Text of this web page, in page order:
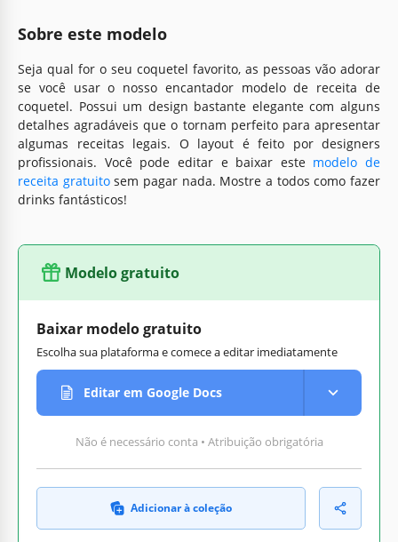
Sobre este modelo
Seja qual for o seu coquetel favorito, as pessoas vão adorar
se você usar o nosso encantador modelo de receita de
coquetel. Possui um design bastante elegante com alguns
detalhes agradáveis que o tornam perfeito para apresentar
algumas receitas legais. O layout é feito por designers
profissionais. Você pode editar e baixar este modelo de
receita gratuitosem pagar nada. Mostre a todos como fazer
drinks fantásticos!
Modelo gratuito
Baixar modelo gratuito
Escolha sua plataforma e comece a editar imediatamente
Editar em Google Docs
Não é necessário conta • Atribuição obrigatória
Adicionar à coleção